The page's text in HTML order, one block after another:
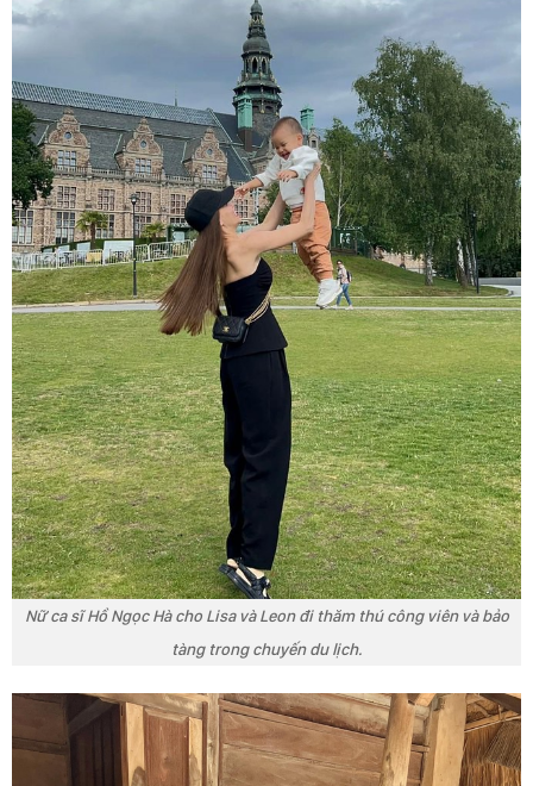
Nữ ca sĩ Hồ Ngọc Hà cho Lisa và Leon đi thăm thú công viên và bảo
tàng trong chuyến du lịch.